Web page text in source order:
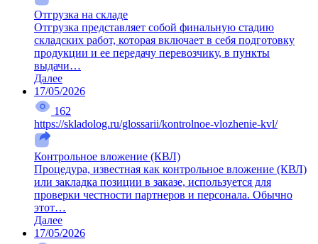
Отгрузка на складе
Отгрузка представляет собой финальную стадию
складских работ, которая включает в себя подготовку
продукции и ее передачу перевозчику, в пункты
выдачи…
Далее
17/05/2026
162
https://skladolog.ru/glossarii/kontrolnoe-vlozhenie-kvl/
Контрольное вложение (КВЛ)
Процедура, известная как контрольное вложение (КВЛ)
или закладка позиции в заказе, используется для
проверки честности партнеров и персонала. Обычно
этот…
Далее
17/05/2026